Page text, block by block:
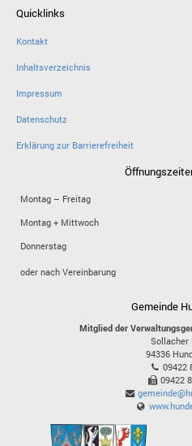
Quicklinks
Kontakt
Inhaltsverzeichnis
Impressum
Datenschutz
Erklärung zur Barrierefreiheit
Montag – Freitag
Montag + Mittwoch
Donnerstag
oder nach Vereinbarung
Gemeinde
Mitglied der
Sollacher
94336
09422
09422